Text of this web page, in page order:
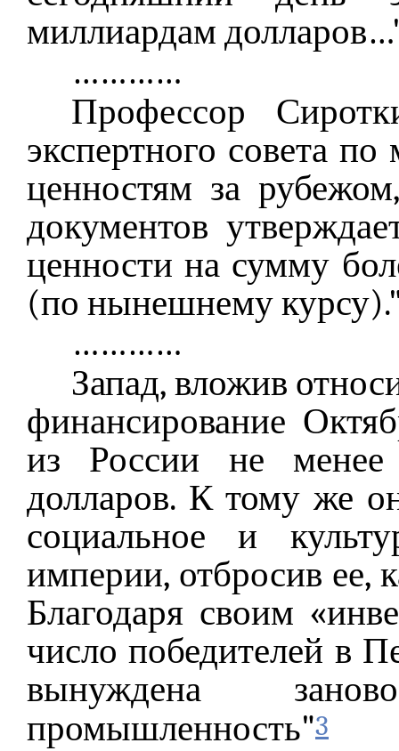
миллиардам
…………
Профессор
экспертного совета
ценностям за
документов
ценности на сумму
(по нынешнему
…………
Запад, вложив
финансирование
из России не менее
долларов. К тому же
социальное и
империи, отбросив ее,
Благодаря своим
число победителей в
вынуждена
промышленность"3